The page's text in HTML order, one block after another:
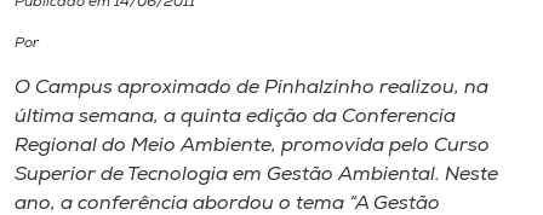
Cultura
CPA
Biblioteca
Por
O Campus aproximado de Pinhalzinho realizou, na
última semana, a quinta edição da Conferencia
Regional do Meio Ambiente, promovida pelo Curso
Superior de Tecnologia em Gestão Ambiental. Neste
ano, a conferência abordou o tema “A Gestão